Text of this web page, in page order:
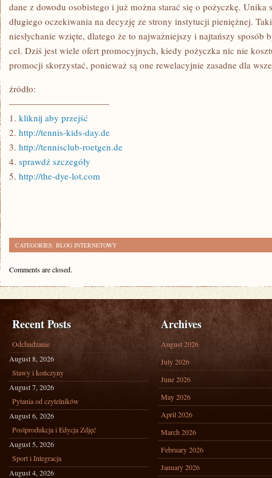
dane z dowodu osobistego i już można starać się o pożyczkę. Unika
długiego oczekiwania na decyzję ze strony instytucji pieniężnej.
niesłychanie wzięte, dlatego że to najważniejszy i najtańszy sposób
cel. Dziś jest wiele ofert promocyjnych, kiedy pożyczka nic nie
promocji skorzystać, ponieważ są one rewelacyjnie zasadne dla
źródło:
———————————
1. kliknij aby przejść
2. http://tennis-kids-day.de
3. http://tennisclub-roetgen.de
4. sprawdź szczegóły
5. http://the-dye-lot.com
CATEGORIES: BLOG INTERNETOWY
Comments are closed.
Recent Posts
Odchudzanie
August 8, 2026
Stawy i kończyny
August 7, 2026
Pytania od czytelników
August 6, 2026
Postprodukcja i Edycja Zdjęć
August 5, 2026
Sport i Integracja
August 4, 2026
Archives
August 2026
July 2026
June 2026
May 2026
April 2026
March 2026
February 2026
January 2026